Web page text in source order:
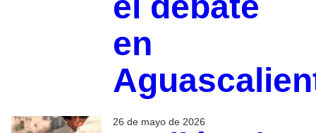
en
26 de mayo de 2026